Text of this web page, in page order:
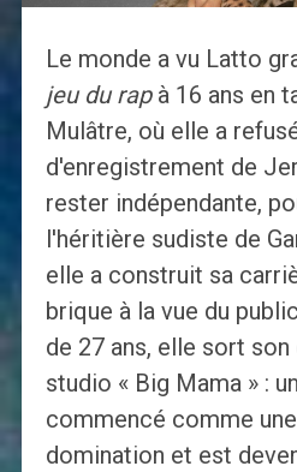
Le monde a vu Latto
jeu du rapà 16 ans en
Mulâtre, où elle a
d'enregistrement de
rester indépendante,
l'héritière sudiste de
elle a construit sa
brique à la vue du
de 27 ans, elle sort
studio « Big Mama » :
commencé comme
domination et est